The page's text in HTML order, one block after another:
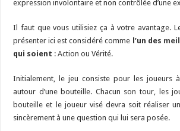
expression involontaire et non contrôlée d’une
Il faut que vous utilisiez ça à votre avantage.
présenter ici est considéré comme l’un des
qui soient : Action ou Vérité.
Initialement, le jeu consiste pour les joueurs
autour d’une bouteille. Chacun son tour, les
bouteille et le joueur visé devra soit réaliser
sincèrement à une question qui lui sera posée.